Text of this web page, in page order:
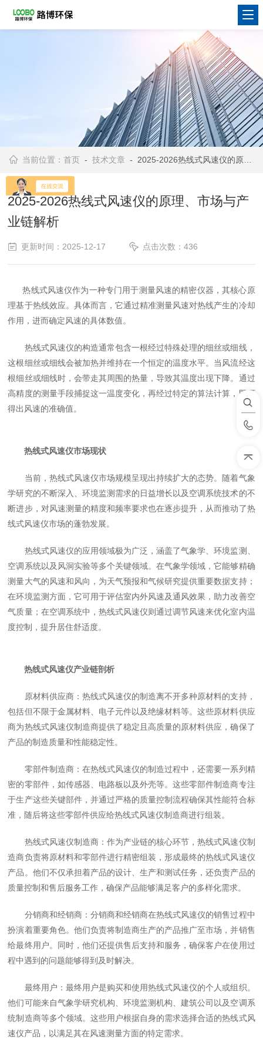
当前位置：首页 -技术文章 - 2025-2026热线式风速仪的原理、市场与产业链解析
2025-2026热线式风速仪的原理、市场与产
业链解析
更新时间：2025-12-17 点击次数：436
热线式风速仪作为一种专门用于测量风速的精密仪器，其核心原
理基于热线效应。具体而言，它通过精准测量风速对热线产生的冷却
作用，进而确定风速的具体数值。
热线式风速仪的构造通常包含一根经过特殊处理的细丝或细线，
这根细丝或细线会被加热并维持在一个恒定的温度水平。当风流经这
根细丝或细线时，会带走其周围的热量，导致其温度出现下降。通过
高精度的测量手段捕捉这一温度变化，再经过特定的算法计算，即可
得出风速的准确值。
热线式风速仪市场现状
当前，热线式风速仪市场规模呈现出持续扩大的态势。随着气象
学研究的不断深入、环境监测需求的日益增长以及空调系统技术的不
断进步，对风速测量的精度和频率要求也在逐步提升，从而推动了热
线式风速仪市场的蓬勃发展。
热线式风速仪的应用领域极为广泛，涵盖了气象学、环境监测、
空调系统以及风洞实验等多个关键领域。在气象学领域，它能够精确
测量大气的风速和风向，为天气预报和气候研究提供重要数据支持；
在环境监测方面，它可用于评估室内外风速及通风效果，助力改善空
气质量；在空调系统中，热线式风速仪则通过调节风速来优化室内温
度控制，提升居住舒适度。
热线式风速仪产业链剖析
原材料供应商：热线式风速仪的制造离不开多种原材料的支持，
包括但不限于金属材料、电子元件以及绝缘材料等。这些原材料供应
商为热线式风速仪制造商提供了稳定且高质量的原材料供应，确保了
产品的制造质量和性能稳定性。
零部件制造商：在热线式风速仪的制造过程中，还需要一系列精
密的零部件，如传感器、电路板以及外壳等。这些零部件制造商专注
于生产这些关键部件，并通过严格的质量控制流程确保其性能符合标
准，随后将这些零部件供应给热线式风速仪制造商进行组装。
热线式风速仪制造商：作为产业链的核心环节，热线式风速仪制
造商负责将原材料和零部件进行精密组装，形成最终的热线式风速仪
产品。他们不仅承担着产品的设计、生产和测试任务，还负责产品的
质量控制和售后服务工作，确保产品能够满足客户的多样化需求。
分销商和经销商：分销商和经销商在热线式风速仪的销售过程中
扮演着重要角色。他们负责将制造商生产的产品推广至市场，并销售
给最终用户。同时，他们还提供售后支持和服务，确保客户在使用过
程中遇到的问题能够得到及时解决。
最终用户：最终用户是购买和使用热线式风速仪的个人或组织。
他们可能来自气象学研究机构、环境监测机构、建筑公司以及空调系
统制造商等多个领域。这些用户根据自身的需求选择合适的热线式风
速仪产品，以满足其在风速测量方面的特定需求。